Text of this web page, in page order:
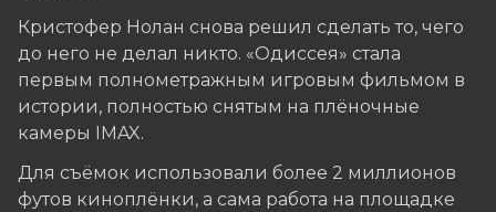
Кристофер Нолан снова решил сделать то, чего
до него не делал никто. «Одиссея» стала
первым полнометражным игровым фильмом в
истории, полностью снятым на плёночные
камеры IMAX.
Для съёмок использовали более 2 миллионов
футов киноплёнки, а сама работа на площадке